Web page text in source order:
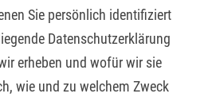
Sie persönlich identifiziert
Datenschutzerklärung
erheben und wofür wir sie
wie und zu welchem Zweck